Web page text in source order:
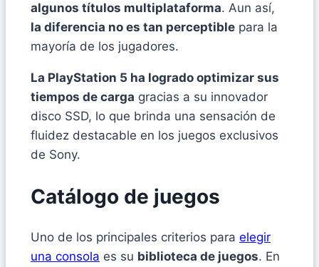
algunos títulos multiplataforma. Aun así,
la diferencia no es tan perceptible para la
mayoría de los jugadores.
La PlayStation 5 ha logrado optimizar sus
tiempos de carga gracias a su innovador
disco SSD, lo que brinda una sensación de
fluidez destacable en los juegos exclusivos
de Sony.
Catálogo de juegos
Uno de los principales criterios para elegir
una consola es su biblioteca de juegos. En